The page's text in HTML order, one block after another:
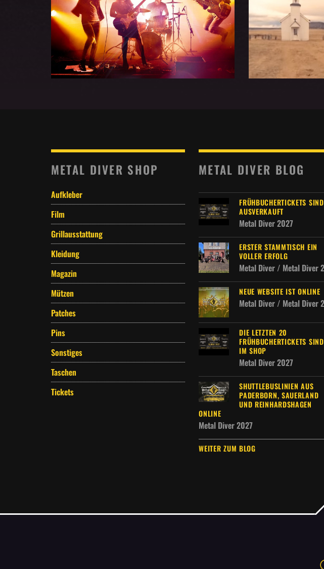
METAL DIVER SHOP
Aufkleber
Film
Grillausstattung
Kleidung
Magazin
Mützen
Patches
Pins
Sonstiges
Taschen
Tickets
METAL DIVER BLOG
FRÜHBUCHERTICKETS SIND
AUSVERKAUFT
Metal Diver 2027
ERSTER STAMMTISCH EIN
VOLLER ERFOLG
NEUE WEBSITE IST ONLINE
DIE LETZTEN 20
FRÜHBUCHERTICKETS SIND
IM SHOP
Metal Diver 2027
SHUTTLEBUSLINIEN AUS
PADERBORN, SAUERLAND
UND REINHARDSHAGEN
ONLINE
Metal Diver 2027
WEITER ZUM BLOG